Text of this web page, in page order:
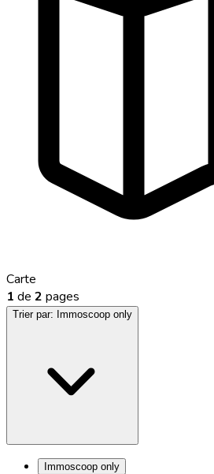
Carte
1 de 2 pages
Trier par: Immoscoop only
Immoscoop only